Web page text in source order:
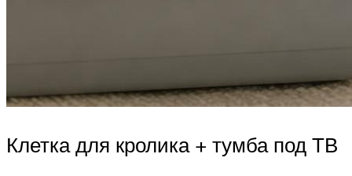
Клетка для кролика + тумба под ТВ